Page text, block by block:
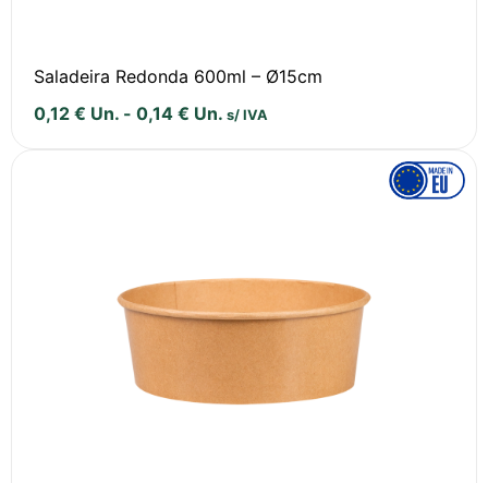
Saladeira Redonda 600ml – Ø15cm
0,12 € Un. - 0,14 € Un. s/ IVA